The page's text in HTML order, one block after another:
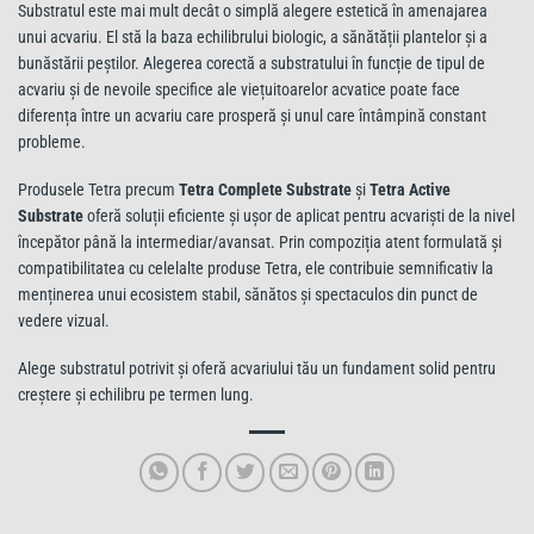
Substratul este mai mult decât o simplă alegere estetică în amenajarea
unui acvariu. El stă la baza echilibrului biologic, a sănătății plantelor și a
bunăstării peștilor. Alegerea corectă a substratului în funcție de tipul de
acvariu și de nevoile specifice ale viețuitoarelor acvatice poate face
diferența între un acvariu care prosperă și unul care întâmpină constant
probleme.
Produsele Tetra precum Tetra Complete SubstrateșiTetra Active
Substrateoferă soluții eficiente și ușor de aplicat pentru acvariști de la nivel
începător până la intermediar/avansat. Prin compoziția atent formulată și
compatibilitatea cu celelalte produse Tetra, ele contribuie semnificativ la
menținerea unui ecosistem stabil, sănătos și spectaculos din punct de
vedere vizual.
Alege substratul potrivit și oferă acvariului tău un fundament solid pentru
creștere și echilibru pe termen lung.